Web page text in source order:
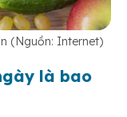
(Nguồn: Internet)
là bao